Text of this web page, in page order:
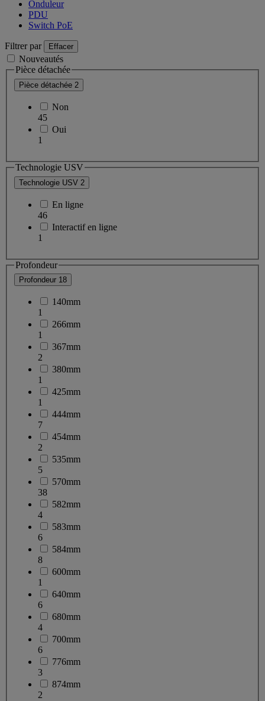
Onduleur
PDU
Switch PoE
Filtrer par Effacer
Nouveautés
Pièce détachée
Pièce détachée 2
Non
45
Oui
1
Technologie USV
Technologie USV 2
En ligne
46
Interactif en ligne
1
Profondeur
Profondeur 18
140mm
1
266mm
1
367mm
2
380mm
1
425mm
1
444mm
7
454mm
2
535mm
5
570mm
38
582mm
4
583mm
6
584mm
8
600mm
1
640mm
6
680mm
4
700mm
6
776mm
3
874mm
2